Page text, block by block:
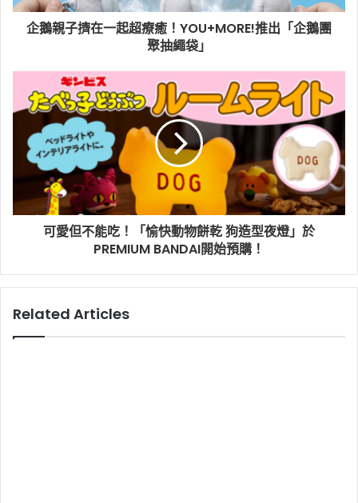
企鵝親子擠在一起超療癒！YOU+MORE!推出「企鵝團
聚抽繩袋」
可愛但不能吃！「愉快動物餅乾 狗造型夜燈」於
PREMIUM BANDAI開始預購！
Related Articles